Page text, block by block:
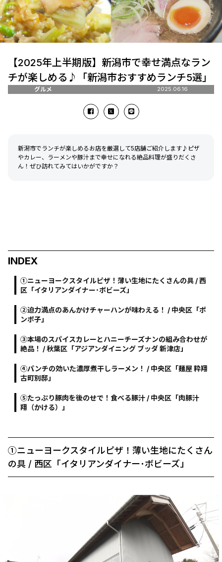
【2025年上半期版】新潟市で幸せ満点なラン
チが楽しめる♪「新潟市おすすめランチ5選」
グルメ 2025.06.16
新潟市でランチが楽しめるお店を厳選して5店舗ご紹介します♪ピザ
やカレー、ラーメンや豚汁まで幸せになれる絶品料理が盛りだくさ
ん！ぜひ訪れてみてはいかがですか？
INDEX
①ニューヨークスタイルピザ！薄い生地にたくさんの具 / 西
区「イタリアンダイナー･ボビーズ」
②迫力満点のあんかけチャーハンが味わえる！ / 中央区「ポ
ンポ子」
③本場のスパイスカレーとハニーチーズナンの組み合わせが
絶品！ / 秋葉区「アジアンダイニング ブッダ 新津店」
④パンチの効いた濃厚煮干しラーメン！ / 中央区「麺屋 粋翔
古町別邸」
⑤たっぷり豚肉を後のせで！食べる豚汁 / 中央区「肉豚汁
翔（かける）」
①ニューヨークスタイルピザ！薄い生地にたくさん
の具 / 西区「イタリアンダイナー･ボビーズ」